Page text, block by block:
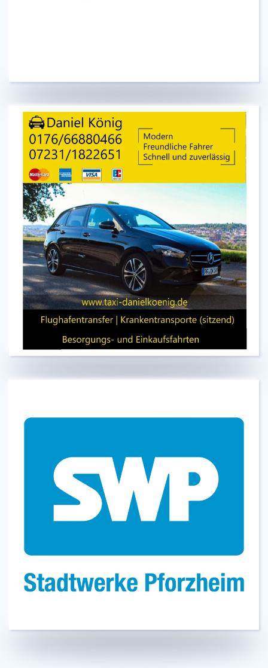
Bei Taxi König aus Pforzheimist der Kunde der
König!
Zum Werbepartner
Ihr zuverlässiger lokaler Partner für Energie,
Strom und Kommunikation.